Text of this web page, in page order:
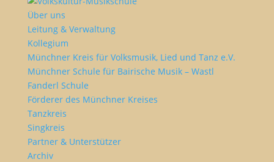
Über uns
Leitung & Verwaltung
Kollegium
Münchner Kreis für Volksmusik, Lied und Tanz e.V.
Münchner Schule für Bairische Musik – Wastl
Fanderl Schule
Förderer des Münchner Kreises
Tanzkreis
Singkreis
Partner & Unterstützer
Archiv